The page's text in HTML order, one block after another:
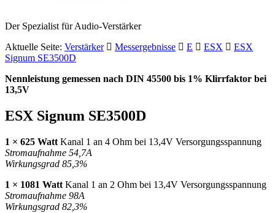
Der Spezialist für Audio-Verstärker
Aktuelle Seite: Verstärker Messergebnisse E ESX
ESX
Signum SE3500D
Nennleistung gemessen nach DIN 45500 bis 1% Klirrfaktor bei
13,5V
ESX Signum SE3500D
1 × 625 Watt Kanal 1 an 4 Ohm bei 13,4V Versorgungsspannung
Stromaufnahme 54,7A
Wirkungsgrad 85,3%
1 × 1081 Watt Kanal 1 an 2 Ohm bei 13,4V Versorgungsspannung
Stromaufnahme 98A
Wirkungsgrad 82,3%